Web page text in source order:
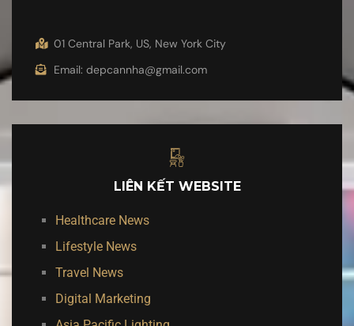
01 Central Park, US, New York City
Email: depcannha@gmail.com
LIÊN KẾT WEBSITE
Healthcare News
Lifestyle News
Travel News
Digital Marketing